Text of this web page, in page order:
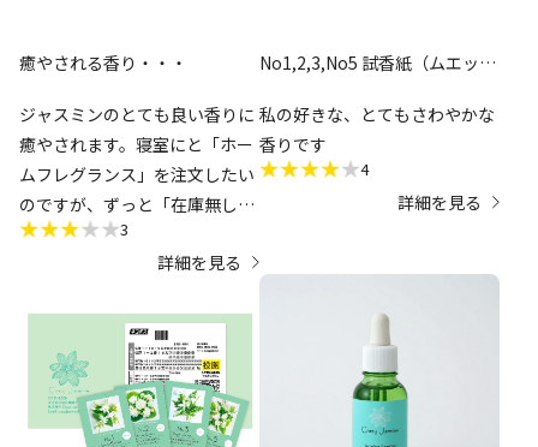
ですし。
前述のクーポンの有効期限が
2026年内なので、それまでに供
給不足が解消されるのを願って
癒やされる香り・・・
ジャスミンのとても良い香りに
癒やされます。寝室にと「ホー
ムフレグランス」を注文したい
のですが、ずっと「在庫無し」
で購入できずにいます。
3
詳細を見る
No1,2,3,No5 試香紙（ムエッ
私の好きな、とてもさわやかな
香りです
4
詳細を見る